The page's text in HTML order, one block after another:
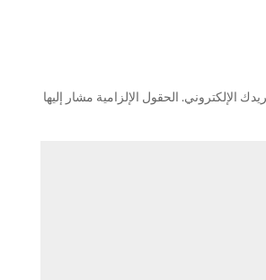
الإلكتروني.الحقول الإلزامية مشار إليها